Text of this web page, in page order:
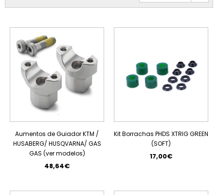
Aumentos de Guiador KTM /
HUSABERG/ HUSQVARNA/ GAS
GAS (ver modelos)
48,64€
Kit Borrachas PHDS XTRIG GREEN
(SOFT)
17,00€